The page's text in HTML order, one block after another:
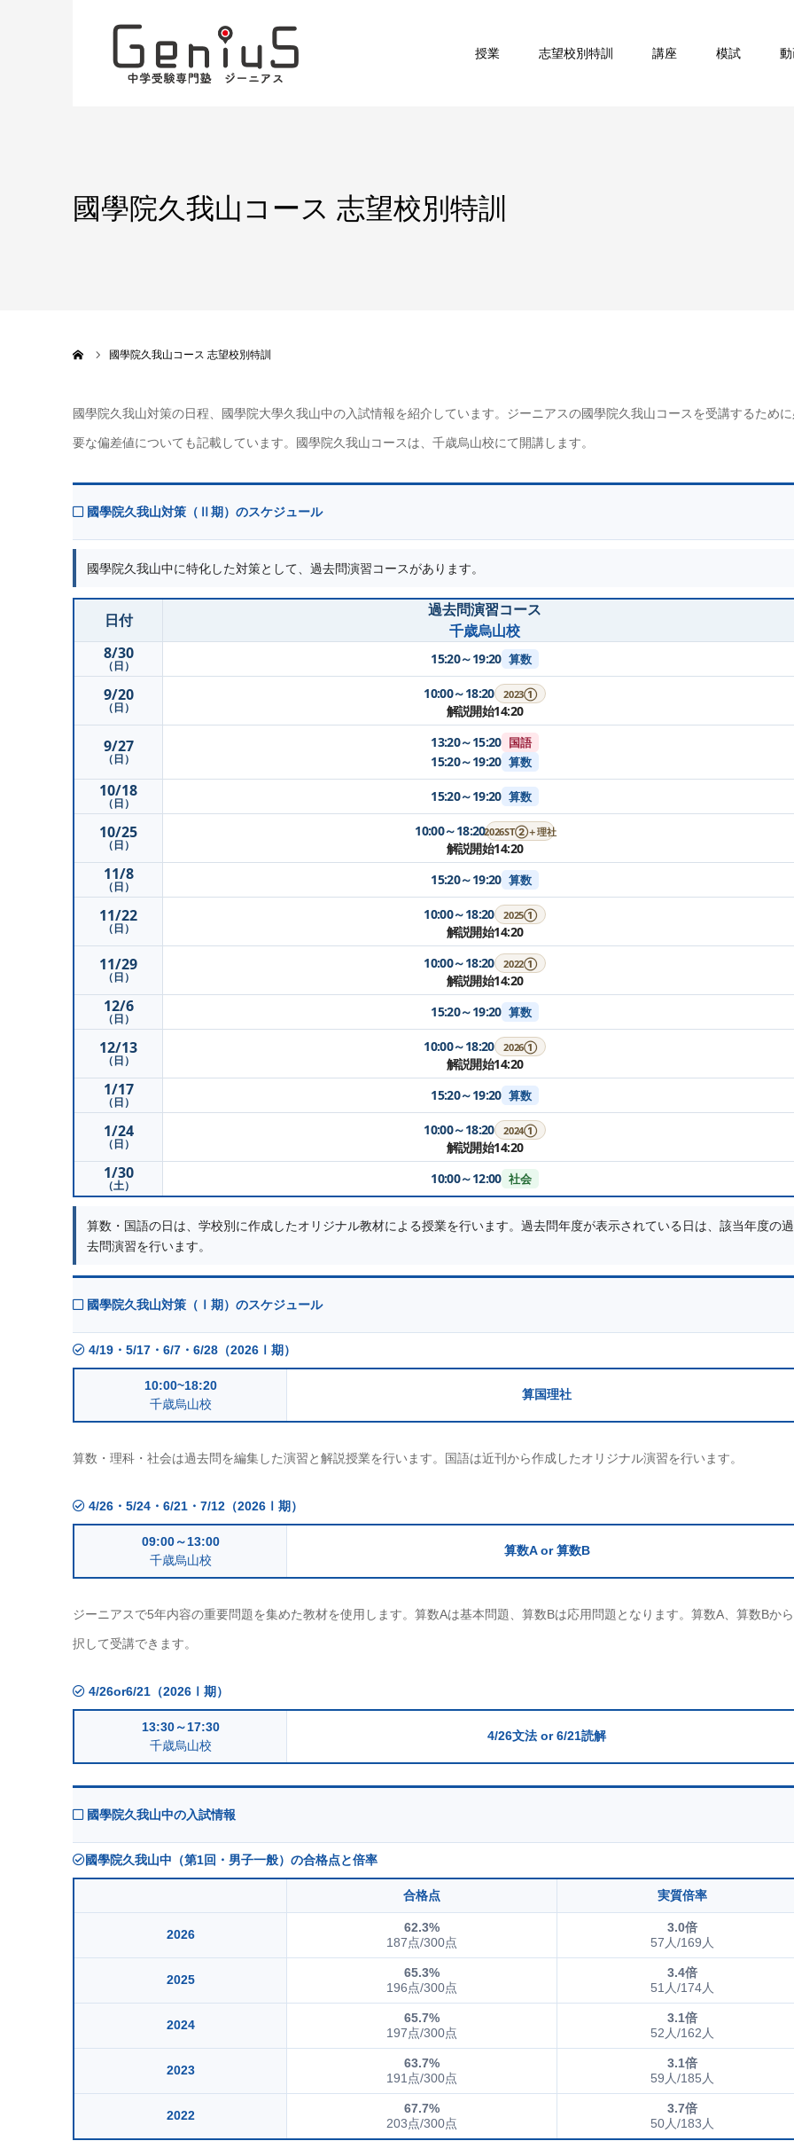
授業 志望校別特訓 講座 模試
國學院久我山コース 志望校別特訓
國學院久我山コース 志望校別特訓
國學院久我山対策の日程、國學院大學久我山中の入試情報を紹介しています。ジーニアスの國學院久我山コースを受講するため
要な偏差値についても記載しています。國學院久我山コースは、千歳烏山校にて開講します。
國學院久我山対策（Ⅱ期）のスケジュール
國學院久我山中に特化した対策として、過去問演習コースがあります。
日付
過去問演習コース
千歳烏山校
8/30
（日） 15:20～19:20 算数
9/20
（日）
10:00～18:20 2023①
解説開始14:20
9/27
（日）
13:20～15:20 国語
15:20～19:20 算数
10/18
（日） 15:20～19:20 算数
10/25
（日）
10:00～18:202026ST②＋理社
解説開始14:20
11/8
（日） 15:20～19:20 算数
11/22
（日）
10:00～18:20 2025①
解説開始14:20
11/29
（日）
10:00～18:20 2022①
解説開始14:20
12/6
（日） 15:20～19:20 算数
12/13
（日）
10:00～18:20 2026①
解説開始14:20
1/17
（日） 15:20～19:20 算数
1/24
（日）
10:00～18:20 2024①
解説開始14:20
1/30
（土） 10:00～12:00 社会
算数・国語の日は、学校別に作成したオリジナル教材による授業を行います。過去問年度が表示されている日は、該当年度の過
去問演習を行います。
國學院久我山対策（Ⅰ期）のスケジュール
4/19・5/17・6/7・6/28（2026Ⅰ期）
10:00~18:20
千歳烏山校
算国理社
算数・理科・社会は過去問を編集した演習と解説授業を行います。国語は近刊から作成したオリジナル演習を行います。
4/26・5/24・6/21・7/12（2026Ⅰ期）
09:00～13:00
千歳烏山校
算数A or 算数B
ジーニアスで5年内容の重要問題を集めた教材を使用します。算数Aは基本問題、算数Bは応用問題となります。算数A、算数Bか
択して受講できます。
4/26or6/21（2026Ⅰ期）
13:30～17:30
千歳烏山校
4/26文法 or 6/21読解
國學院久我山中の入試情報
國學院久我山中（第1回・男子一般）の合格点と倍率
合格点 実質倍率
2026
62.3%
187点/300点
3.0倍
57人/169人
2025
65.3%
196点/300点
3.4倍
51人/174人
2024
65.7%
197点/300点
3.1倍
52人/162人
2023
63.7%
191点/300点
3.1倍
59人/185人
2022
67.7%
203点/300点
3.7倍
50人/183人